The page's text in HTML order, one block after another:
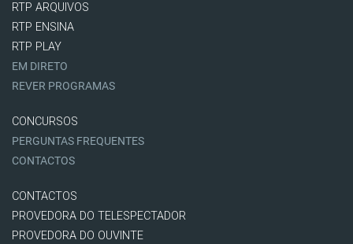
RTP ARQUIVOS
RTP ENSINA
RTP PLAY
EM DIRETO
REVER PROGRAMAS
CONCURSOS
PERGUNTAS FREQUENTES
CONTACTOS
CONTACTOS
PROVEDORA DO TELESPECTADOR
PROVEDORA DO OUVINTE